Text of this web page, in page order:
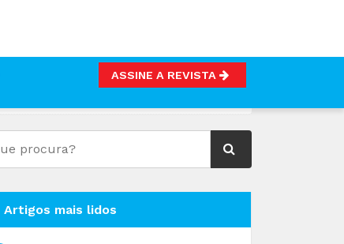
ASSINE A REVISTA
Artigos mais lidos